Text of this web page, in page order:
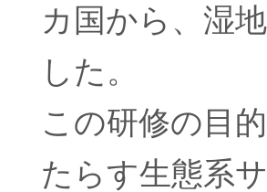
カ国から、湿
した。
この研修の目
たらす生態系